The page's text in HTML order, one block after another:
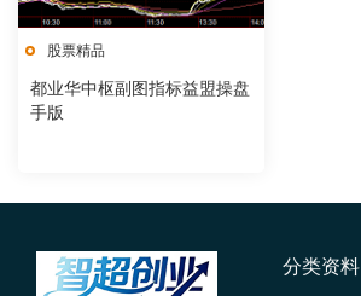
股票精品
都业华中枢副图指标益盟操盘
手版
分类资料